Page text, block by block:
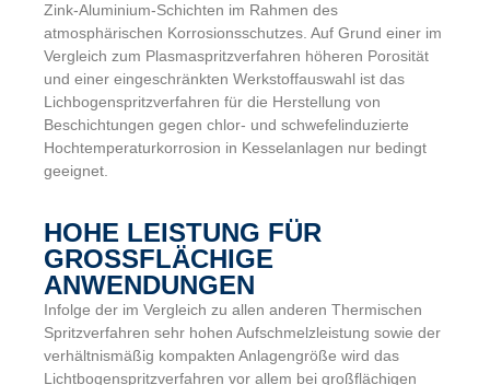
Zink-Aluminium-Schichten im Rahmen des
atmosphärischen Korrosionsschutzes. Auf Grund einer im
Vergleich zum Plasmaspritzverfahren höheren Porosität
und einer eingeschränkten Werkstoffauswahl ist das
Lichbogenspritzverfahren für die Herstellung von
Beschichtungen gegen chlor- und schwefelinduzierte
Hochtemperaturkorrosion in Kesselanlagen nur bedingt
geeignet.
HOHE LEISTUNG FÜR
GROSSFLÄCHIGE A
NWENDUNGEN
Infolge der im Vergleich zu allen anderen Thermischen
Spritzverfahren sehr hohen Aufschmelzleistung sowie der
verhältnismäßig kompakten Anlagengröße wird das
Lichtbogenspritzverfahren vor allem bei großflächigen